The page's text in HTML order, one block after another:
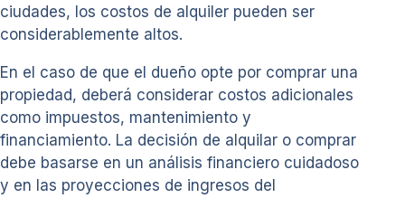
ciudades, los costos de alquiler pueden ser
considerablemente altos.
En el caso de que el dueño opte por comprar una
propiedad, deberá considerar costos adicionales
como impuestos, mantenimiento y
financiamiento. La decisión de alquilar o comprar
debe basarse en un análisis financiero cuidadoso
y en las proyecciones de ingresos del